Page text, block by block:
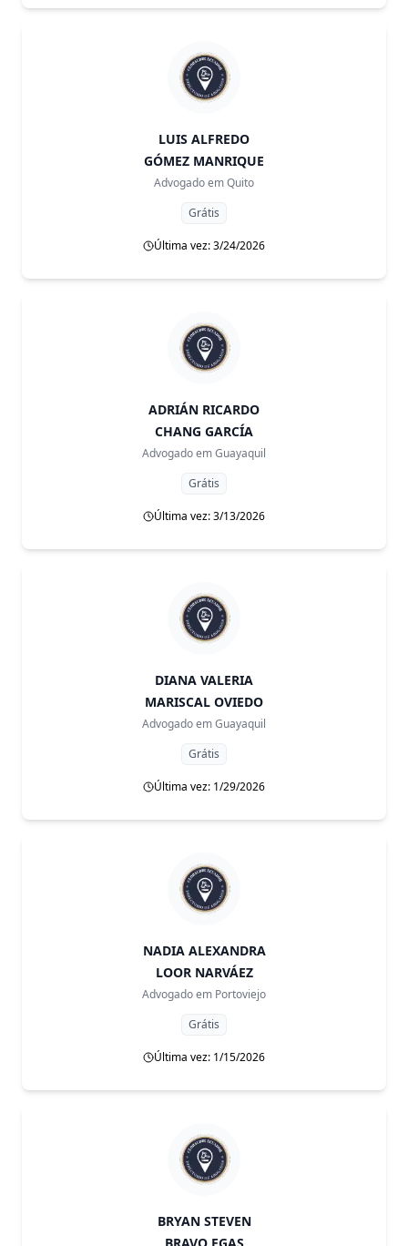
LUIS ALFREDO
GÓMEZ MANRIQUE
Advogado emQuito
Grátis
Última vez: 3/24/2026
ADRIÁN RICARDO
CHANG GARCÍA
Advogado emGuayaquil
Grátis
Última vez: 3/13/2026
DIANA VALERIA
MARISCAL OVIEDO
Advogado emGuayaquil
Grátis
Última vez: 1/29/2026
NADIA ALEXANDRA
LOOR NARVÁEZ
Advogado em Portoviejo
Grátis
Última vez: 1/15/2026
BRYAN STEVEN